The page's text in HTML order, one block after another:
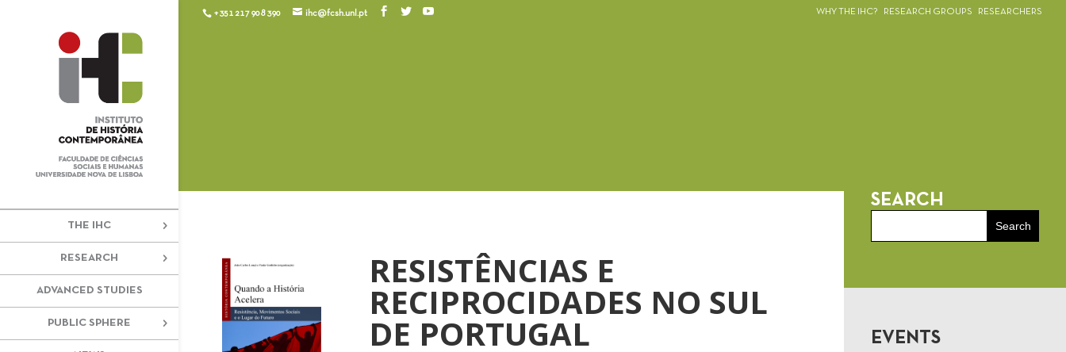
+351 217 908 390 ihc@fcsh.unl.pt WHY THE IHC? RESEARCH GROUPS RESEARCHERS
THE IHC
RESEARCH
ADVANCED STUDIES
PUBLIC SPHERE
RESISTÊNCIAS E
RECIPROCIDADES NO SUL
DE PORTUGAL
SEARCH
EVENTS